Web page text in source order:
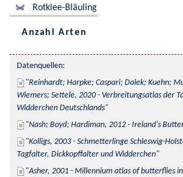
Rotklee-Bläuling
Anzahl Arten
Datenquellen:
Reinhardt; Harpke; Caspari; Dolek; Kuehn;
Wiemers; Settele, 2020 - Verbreitungsatlas der
Widderchen Deutschlands
Nash; Boyd; Hardiman, 2012 - Ireland's
Kolligs, 2003 - Schmetterlinge Schleswig-
Tagfalter, Dickkopffalter und Widderchen
Asher, 2001 - Millennium atlas of butterflies